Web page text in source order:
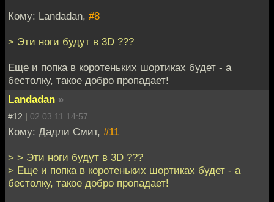
Кому: Landadan, #8
> Эти ноги будут в 3D ???
Еще и попка в коротеньких шортиках будет - а
бестолку, такое добро пропадает!
Landadan »
#12 | 02.03.11 14:57
Кому: Дадли Смит, #11
> > Эти ноги будут в 3D ???
> Еще и попка в коротеньких шортиках будет - а
бестолку, такое добро пропадает!